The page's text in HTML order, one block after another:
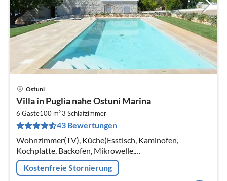
Ostuni
Villa in Puglia nahe Ostuni Marina
6 Gäste100 m23 Schlafzimmer
43 Bewertungen
Wohnzimmer(TV), Küche(Esstisch, Kaminofen,
Kochplatte, Backofen, Mikrowelle,
Kühl-/Gefrierkombination), Schlafzimmer(Doppelbett),
Schlafzimmer(Doppelbett), Schlafzimmer(Doppelbett)
Kostenfreie Stornierung